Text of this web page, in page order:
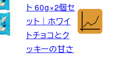
ト 60g×2個セ
ット｜ホワイ
トチョコとク
ッキーの甘さ